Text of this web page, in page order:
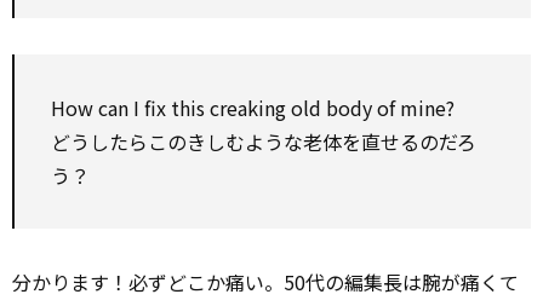
How can I fix this creaking old body of mine?
どうしたらこのきしむような老体を直せるのだろ
う？
分かります！必ずどこか痛い。50代の編集長は腕が痛くて